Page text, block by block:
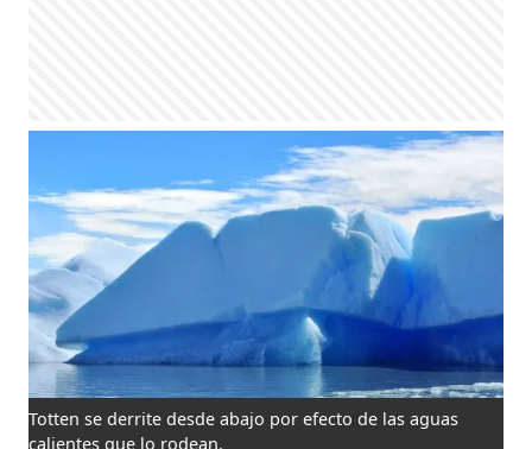
Totten se derrite desde abajo por efecto de las aguas
calientes que lo rodean.